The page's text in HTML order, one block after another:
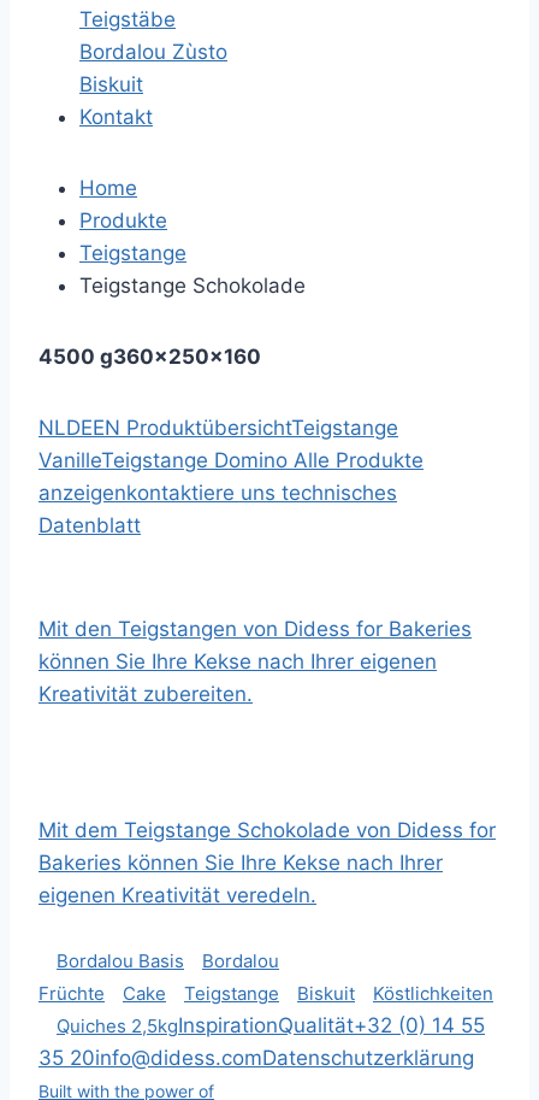
Teigstäbe
Bordalou Zùsto
Biskuit
Kontakt
Home
Produkte
Teigstange
Teigstange Schokolade
4500 g360x250x160
NLDEEN ProduktübersichtTeigstange
VanilleTeigstange Domino Alle Produkte
anzeigenkontaktiere uns technisches
Datenblatt
Mit den Teigstangen von Didess for Bakeries
können Sie Ihre Kekse nach Ihrer eigenen
Kreativität zubereiten.
Mit dem Teigstange Schokolade von Didess for
Bakeries können Sie Ihre Kekse nach Ihrer
eigenen Kreativität veredeln.
Bordalou Basis
Bordalou
Früchte
Cake Teigstange Biskuit
Köstlichkeiten
Quiches 2,5kgInspirationQualität+32 (0) 14 55
35 20info@didess.comDatenschutzerklärung
Built with the power of